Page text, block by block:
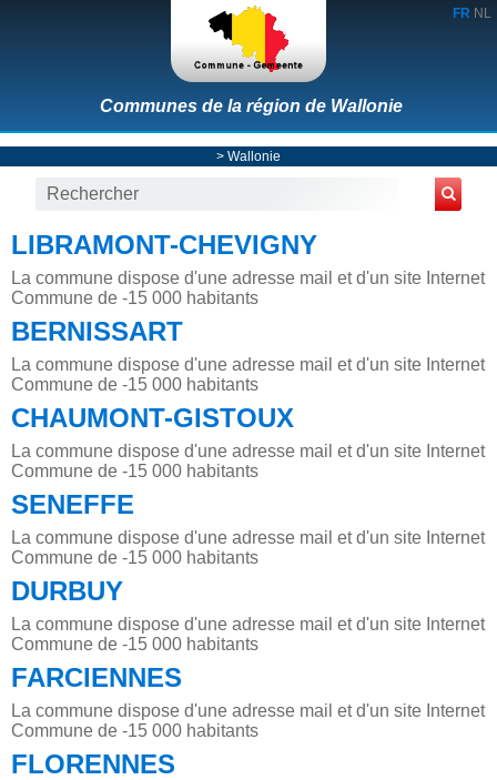
FR NL
Communes de la région de Wallonie
> Wallonie
LIBRAMONT-CHEVIGNY
La commune dispose d'une adresse mail et d'un site Internet
Commune de -15 000 habitants
BERNISSART
La commune dispose d'une adresse mail et d'un site Internet
Commune de -15 000 habitants
CHAUMONT-GISTOUX
La commune dispose d'une adresse mail et d'un site Internet
Commune de -15 000 habitants
SENEFFE
La commune dispose d'une adresse mail et d'un site Internet
Commune de -15 000 habitants
DURBUY
La commune dispose d'une adresse mail et d'un site Internet
Commune de -15 000 habitants
FARCIENNES
La commune dispose d'une adresse mail et d'un site Internet
Commune de -15 000 habitants
FLORENNES